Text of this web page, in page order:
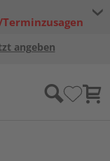
angeben